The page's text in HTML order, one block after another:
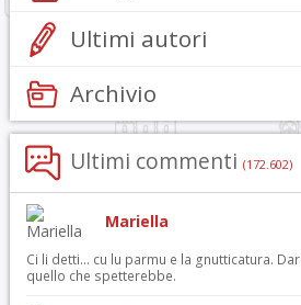
Ultimi autori
Archivio
Ultimi commenti (172.602)
Mariella
Ci li detti… cu lu parmu e la gnutticatura.
quello che spetterebbe.